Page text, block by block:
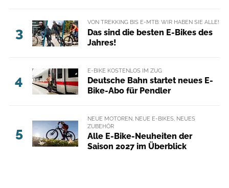
3
VON TREKKING BIS E-MTB: WIR HABEN SIE ALLE!
Das sind die besten E-Bikes des
Jahres!
4
E-BIKE KOSTENLOS IM ZUG
Deutsche Bahn startet neues E-
Bike-Abo für Pendler
5
NEUE MOTOREN, NEUE E-BIKES, NEUES
ZUBEHÖR
Alle E-Bike-Neuheiten der
Saison 2027 im Überblick